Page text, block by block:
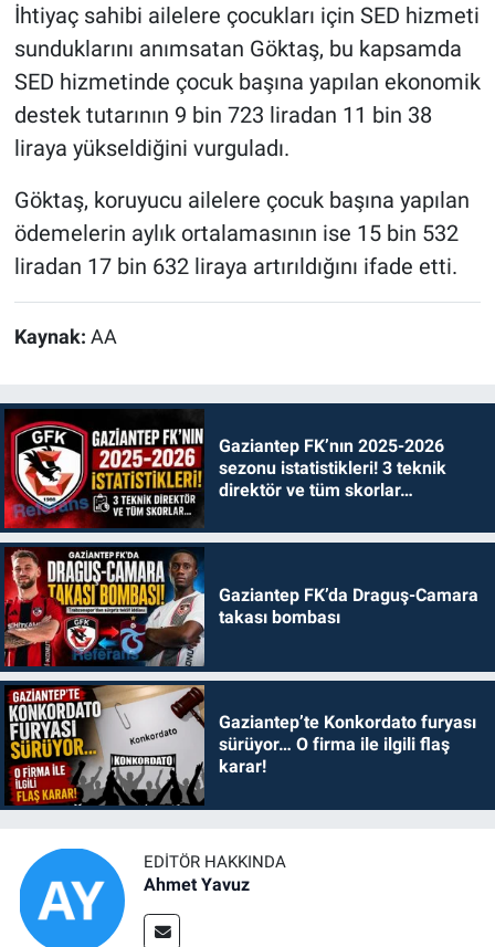
İhtiyaç sahibi ailelere çocukları için SED hizmeti
sunduklarını anımsatan Göktaş, bu kapsamda
SED hizmetinde çocuk başına yapılan ekonomik
destek tutarının 9 bin 723 liradan 11 bin 38
liraya yükseldiğini vurguladı.
Göktaş, koruyucu ailelere çocuk başına yapılan
ödemelerin aylık ortalamasının ise 15 bin 532
liradan 17 bin 632 liraya artırıldığını ifade etti.
Kaynak: AA
Gaziantep FK’nın 2025-2026
sezonu istatistikleri! 3 teknik
direktör ve tüm skorlar…
Gaziantep FK’da Draguş-Camara
takası bombası
Gaziantep’te Konkordato furyası
sürüyor… O firma ile ilgili flaş
karar!
EDITÖR HAKKINDA
Ahmet Yavuz